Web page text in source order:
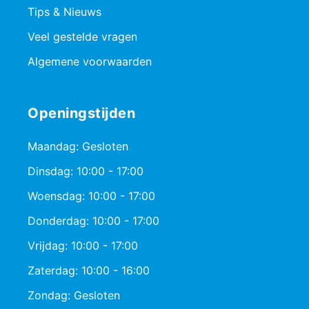
Tips & Nieuws
Veel gestelde vragen
Algemene voorwaarden
Openingstijden
Maandag: Gesloten
Dinsdag: 10:00 - 17:00
Woensdag: 10:00 - 17:00
Donderdag: 10:00 - 17:00
Vrijdag: 10:00 - 17:00
Zaterdag: 10:00 - 16:00
Zondag: Gesloten